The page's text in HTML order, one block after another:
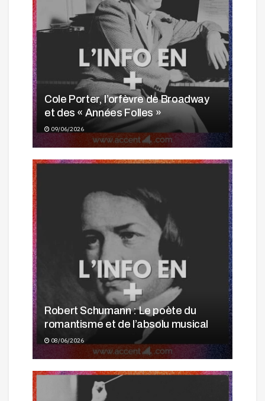
Cole Porter, l’orfèvre de Broadway
et des « Années Folles »
09/06/2026
Robert Schumann : Le poète du
romantisme et de l’absolu musical
08/06/2026